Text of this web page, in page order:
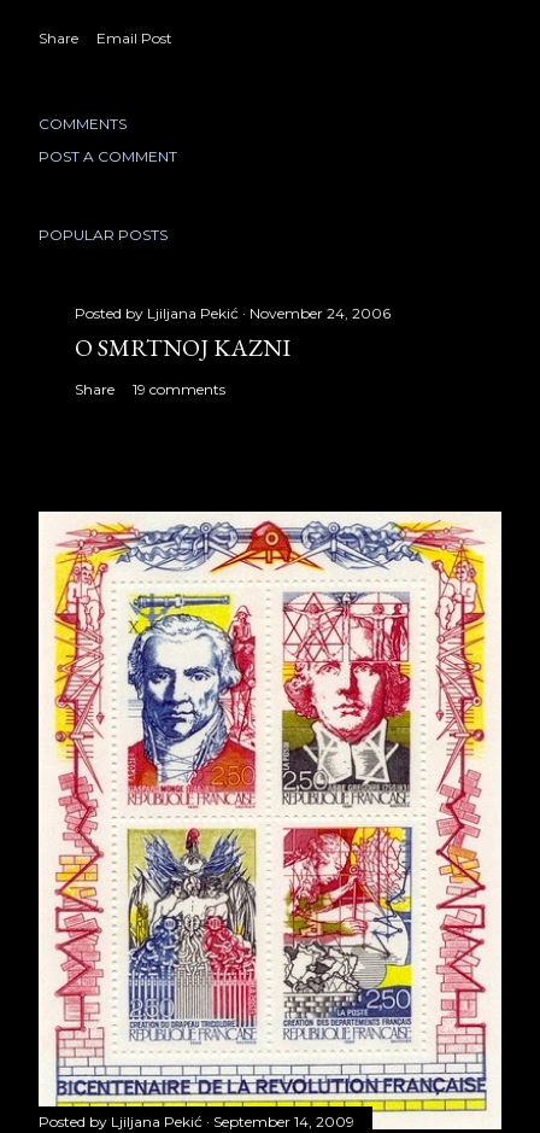
Share Email Post
COMMENTS
POST A COMMENT
POPULAR POSTS
Posted by Ljiljana Pekić November 24, 2006
O SMRTNOJ KAZNI
Share 19 comments
Posted by Ljiljana Pekić September 14, 2009